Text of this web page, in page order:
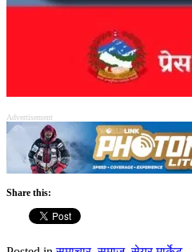
Advertisement
Share this: